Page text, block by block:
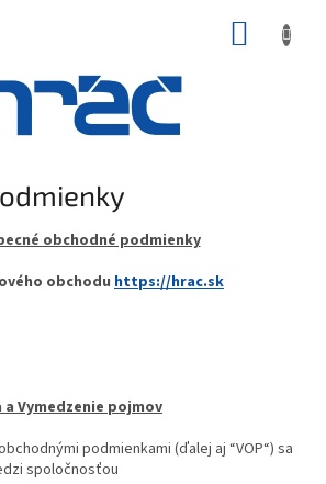
obchodné podmienky
obchodu https://hrac.sk
Vymedzenie pojmov
podmienkami (ďalej aj “VOP“) sa
spoločnosťou